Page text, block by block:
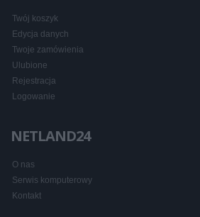
Twój koszyk
Edycja danych
Twoje zamówienia
Ulubione
Rejestracja
Logowanie
NETLAND24
O nas
Serwis komputerowy
Kontakt